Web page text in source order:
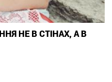
НЕ В СТІНАХ, А В